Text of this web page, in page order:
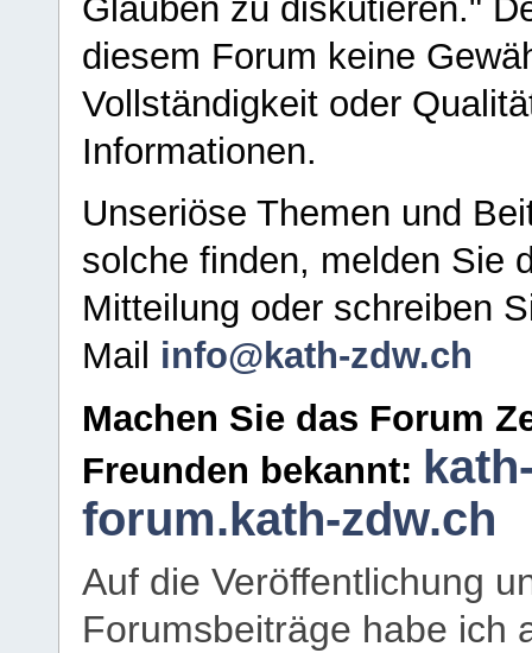
Glauben zu diskutieren."
diesem Forum keine
Vollständigkeit oder
Informationen.
Unseriöse Themen und
solche finden, melden Sie
Mitteilung oder schreiben
Mail info@kath-zdw.ch
Machen Sie das Forum
Freunden bekannt:
forum.kath-zdw.ch
Auf die Veröffentlichung
Forumsbeiträge habe ich